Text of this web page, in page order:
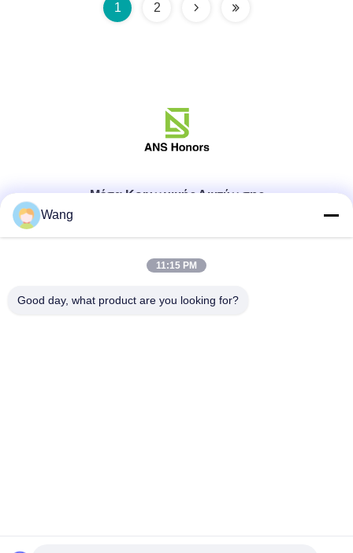
1 2
Μέσα Κοινωνικής Δικτύωσης
Γρήγορη επικοινωνία
Τηλ.
Wang
11:15 PM
Good day, what product are you looking for?